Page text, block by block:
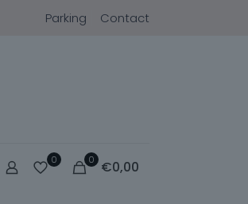
Parking Contact
0 0 €0,00